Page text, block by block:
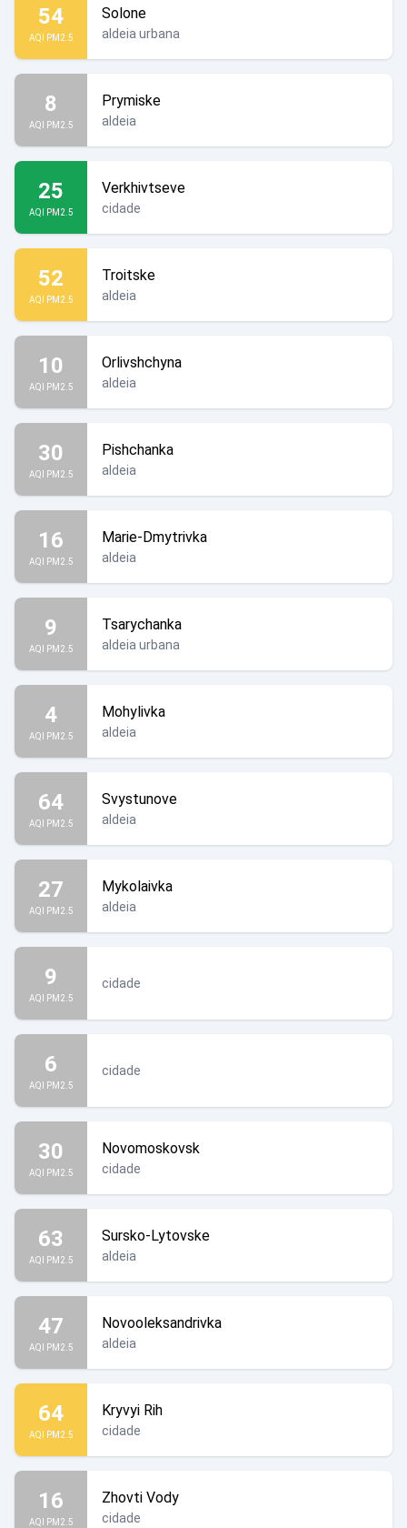
54
AQI PM2.5
Solone
aldeia urbana
8
AQI PM2.5
Prymiske
aldeia
25
AQI PM2.5
Verkhivtseve
cidade
52
AQI PM2.5
Troitske
aldeia
10
AQI PM2.5
Orlivshchyna
aldeia
30
AQI PM2.5
Pishchanka
aldeia
16
AQI PM2.5
Marie-Dmytrivka
aldeia
9
AQI PM2.5
Tsarychanka
aldeia urbana
4
AQI PM2.5
Mohylivka
aldeia
64
AQI PM2.5
Svystunove
aldeia
27
AQI PM2.5
Mykolaivka
aldeia
9
AQI PM2.5
cidade
6
AQI PM2.5
cidade
30
AQI PM2.5
Novomoskovsk
cidade
63
AQI PM2.5
Sursko-Lytovske
aldeia
47
AQI PM2.5
Novooleksandrivka
aldeia
64
AQI PM2.5
Kryvyi Rih
cidade
16
AQI PM2.5
Zhovti Vody
cidade